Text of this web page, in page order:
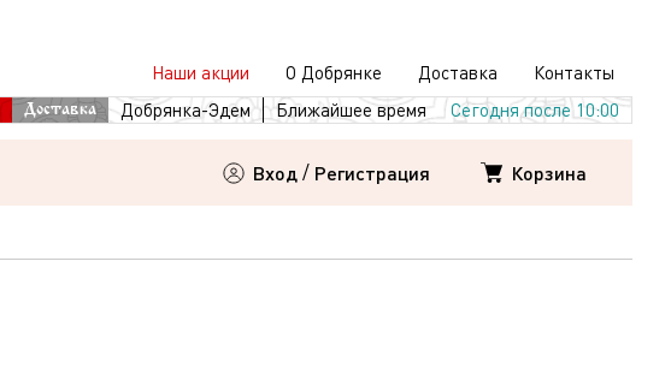
Наши акции О Добрянке Доставка Контакты
Доставка Добрянка-Эдем Ближайшее время Сегодня после 10:00
Вход / Регистрация Корзина